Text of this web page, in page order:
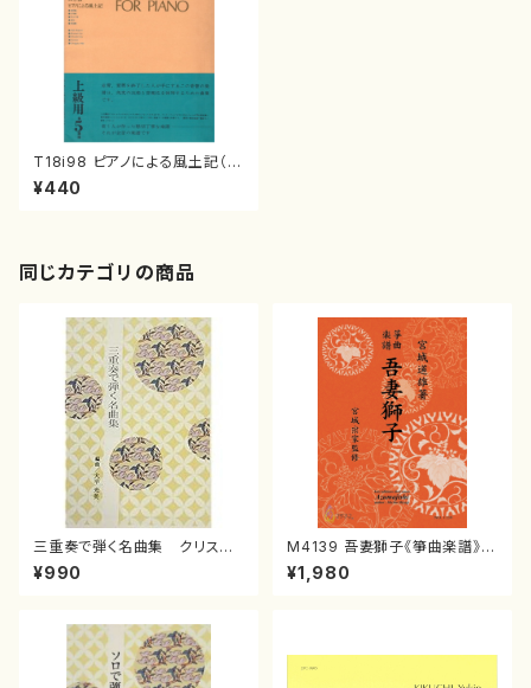
T18i98 ピアノによる風土記（ピ
アノ/田村徹/楽譜）
¥440
同じカテゴリの商品
三重奏で弾く名曲集 クリスマ
スメドレー( 箏2/大平光美 編
曲/楽譜）
¥990
M4139 吾妻獅子《箏曲楽譜》
（箏/宮城道雄著・宮城宗家監修/
箏曲古典楽譜）
¥1,980